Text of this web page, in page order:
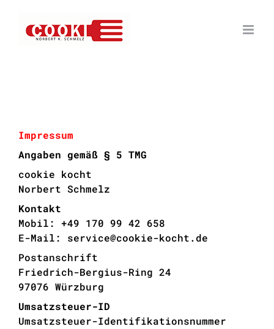
springen
Impressum
Angaben gemäß § 5 TMG
cookie kocht
Norbert Schmelz
Kontakt
Mobil: +49 170 99 42 658
E-Mail: service@cookie-kocht.de
Postanschrift
Friedrich-Bergius-Ring 24
97076 Würzburg
Umsatzsteuer-ID
Umsatzsteuer-Identifikationsnummer